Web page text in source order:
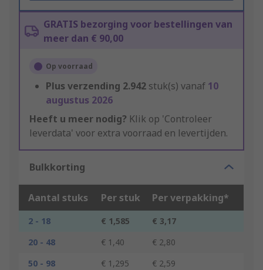
GRATIS bezorging voor bestellingen van
meer dan € 90,00
Op voorraad
Plus verzending 2.942 stuk(s) vanaf 10
augustus 2026
Heeft u meer nodig? Klik op 'Controleer
leverdata' voor extra voorraad en levertijden.
Bulkkorting
Aantal stuks Per stuk Per verpakking*
2 - 18 € 1,585
€ 3,17
20 - 48
€ 1,40
€ 2,80
50 - 98
€ 1,295
€ 2,59